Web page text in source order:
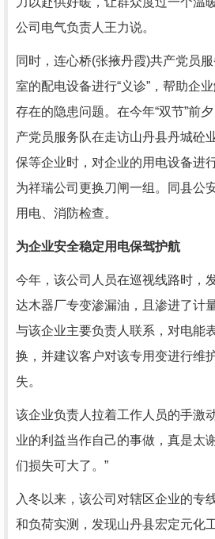
公司电气负责人王力说。
同时，连心桥(张掖丹霞)共产党员
室的配电设备进行“义诊”，帮助企
存在的隐患问题。在今年“双节”前
产党员服务队在走访山丹县丹城砼
保等企业时，对企业的用电设备进
为祥瑞公司更换刀闸一组。同县公
用电、消防检查。
为企业安全稳定用电保驾护航
今年，该公司人员在巡视线路时，
达木器厂专变渗漏油，且渗进了计
与该企业主要负责人联系，对电能
换，并建议客户对该专用变进行维
失。
该企业负责人拉着工作人员的手激
业的利益当作自己的事做，真是太
们损失可大了。”
入冬以来，该公司对辖区企业的专
和负荷实测，发现山丹县宏定元化